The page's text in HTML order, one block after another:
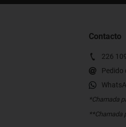
Contacto
226
Pedido
*Chamada
**Chamada